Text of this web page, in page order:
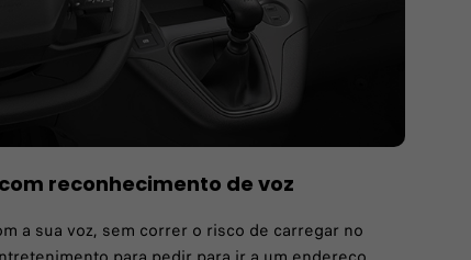
reconhecimento de voz
a sua voz, sem correr o risco de carregar no